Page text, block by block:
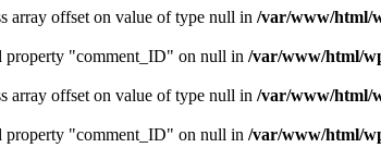
array offset on value of type null in /var/www/html/
property "comment_ID" on null in /var/www/html/
array offset on value of type null in /var/www/html/
property "comment_ID" on null in /var/www/html/